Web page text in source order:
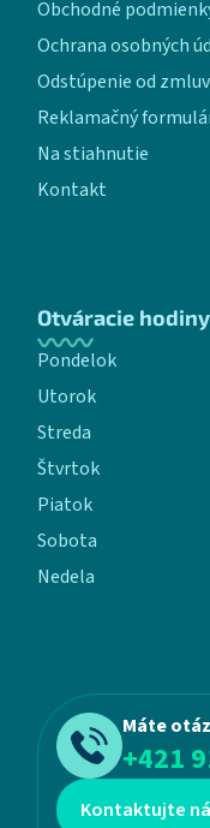
Obchodné
Ochrana osobných
Odstúpenie od
Reklamačný
Na stiahnutie
Kontakt
Otváracie hodiny
Pondelok
Utorok
Streda
Štvrtok
Piatok
Sobota
Nedela
Máte
+421
Kontaktujte